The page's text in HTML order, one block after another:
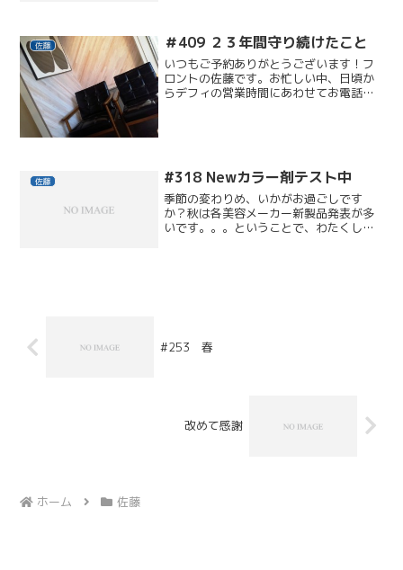
甘皮がどっさり張り...
佐藤 ＃409 ２３年間守り続けたこと
いつもご予約ありがとうございます！フ
ロントの佐藤です。お忙しい中、日頃か
らデフィの営業時間にあわせてお電話を
佐藤 #318 Newカラー剤テスト中
季節の変わりめ、いかがお過ごしです
か？秋は各美容メーカー新製品発表が多
いです。。。ということで、わたくし佐
#253 春
改めて感謝
ホーム 佐藤